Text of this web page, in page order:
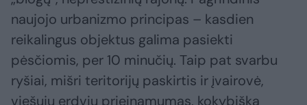
naujojo urbanizmo principas – kasdien
reikalingus objektus galima pasiekti
pėsčiomis, per 10 minučių. Taip pat svarbu
ryšiai, mišri teritorijų paskirtis ir įvairovė,
viešųjų erdvių prieinamumas, kokybiška